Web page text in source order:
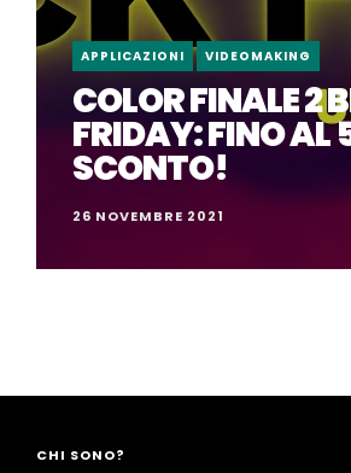
APPLICAZIONI VIDEOMAKING
COLOR FINALE 2
FRIDAY: FINO AL
SCONTO!
26 NOVEMBRE 2021
CHI SONO?